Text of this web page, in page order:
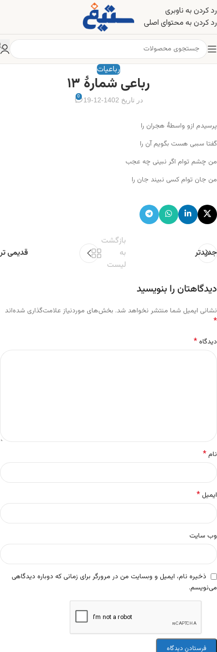
رد کردن به ناوبری
رد کردن به محتوای اصلی
رباعیات
رباعی شمارهٔ ۱۳
در تاریخ 1402-12-19 0
پرسیدم ازو واسطهٔ هجران را
گفتا سببی هست بگویم آن را
من چشم توام اگر نبینی چه عجب
من جان توام کسی نبیند جان را
جدیدتر
بازگشت
به
لیست
قدیمی تر
دیدگاهتان را بنویسید
نشانی ایمیل شما منتشر نخواهد شد. بخش‌های موردنیاز علامت‌گذاری شده‌اند
*
دیدگاه*
نام*
ایمیل*
وب‌ سایت
ذخیره نام، ایمیل و وبسایت من در مرورگر برای زمانی که دوباره دیدگاهی
می‌نویسم.